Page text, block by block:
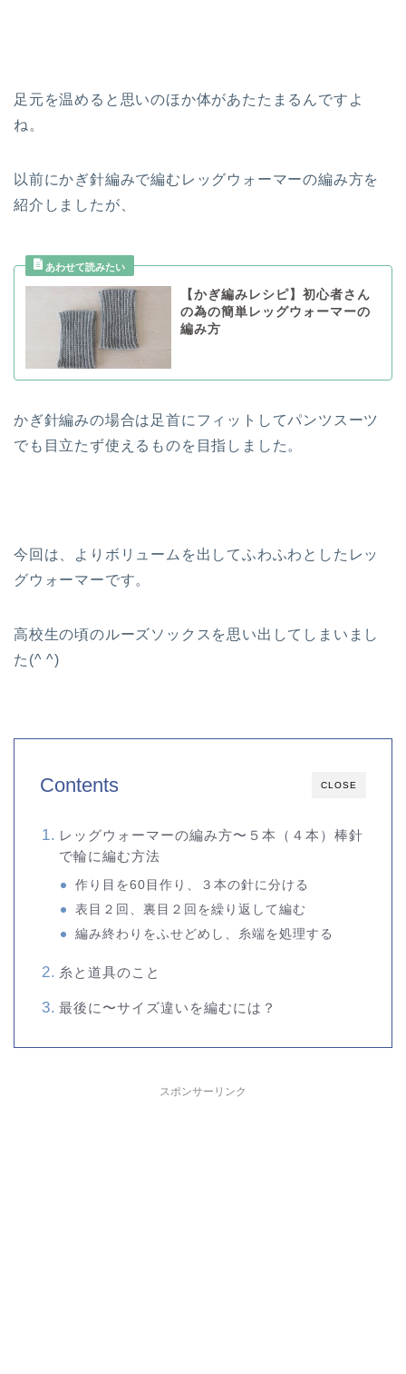
足元を温めると思いのほか体があたたまるんですよ
ね。
以前にかぎ針編みで編むレッグウォーマーの編み方を
紹介しましたが、
【かぎ編みレシピ】初心者さん
の為の簡単レッグウォーマーの
編み方
かぎ針編みの場合は足首にフィットしてパンツスーツ
でも目立たず使えるものを目指しました。
今回は、よりボリュームを出してふわふわとしたレッ
グウォーマーです。
高校生の頃のルーズソックスを思い出してしまいまし
た(^ ^)
CLOSE
Contents
レッグウォーマーの編み方〜５本（４本）棒針
で輪に編む方法
作り目を60目作り、３本の針に分ける
表目２回、裏目２回を繰り返して編む
編み終わりをふせどめし、糸端を処理する
糸と道具のこと
最後に〜サイズ違いを編むには？
スポンサーリンク